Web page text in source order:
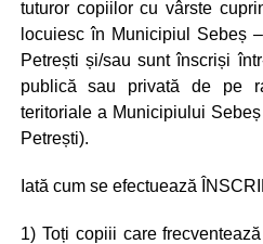
tuturor copiilor cu vârste
locuiesc în Municipiul Sebeș
Petrești și/sau sunt înscriși
publică sau privată de pe
teritoriale a Municipiului
Petrești).
Iată cum se efectuează
1) Toți copiii care